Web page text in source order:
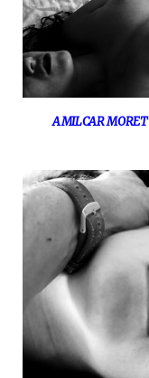
AMILCAR